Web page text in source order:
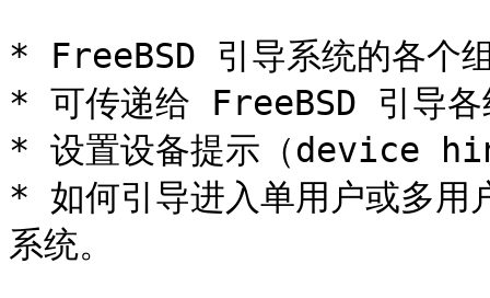
* FreeBSD 引导系统的各个
* 可传递给 FreeBSD 引导各
* 设置设备提示（device
* 如何引导进入单用户或多用
系统。